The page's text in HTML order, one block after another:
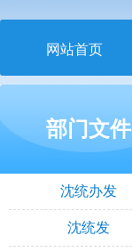
网站首页
部门文件
沈统办发
沈统发